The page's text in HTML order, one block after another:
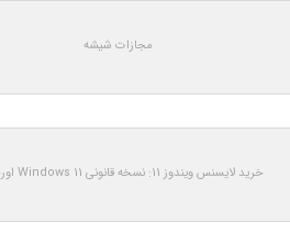
مجازات شیشه
خرید لایسنس ویندوز 11: نسخه قانونی Windows 11 اورجینال